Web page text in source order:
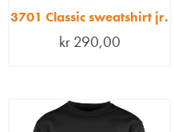
3701 Classic sweatshirt jr.
kr290,00